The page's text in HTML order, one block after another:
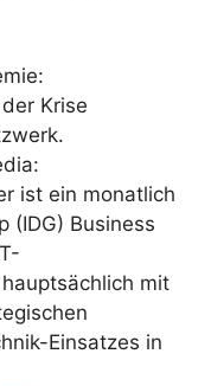
Krise
ist ein monatlich
(IDG) Business
mit
Einsatzes in